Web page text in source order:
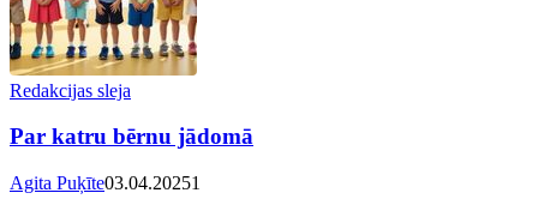
Redakcijas sleja
Par katru bērnu jādomā
Agita Puķīte03.04.20251